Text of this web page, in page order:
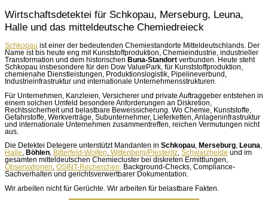
Wirtschaftsdetektei für Schkopau, Merseburg, Leuna,
Halle und das mitteldeutsche Chemiedreieck
Schkopau ist einer der bedeutenden Chemiestandorte Mitteldeutschlands. Der
Name ist bis heute eng mit Kunststoffproduktion, Chemieindustrie, industrieller
Transformation und dem historischen Buna-Standort verbunden. Heute steht
Schkopau insbesondere für den Dow ValuePark, für Kunststoffproduktion,
chemienahe Dienstleistungen, Produktionslogistik, Pipelineverbund,
Industrieinfrastruktur und internationale Unternehmensstrukturen.
Für Unternehmen, Kanzleien, Versicherer und private Auftraggeber entstehen in
einem solchen Umfeld besondere Anforderungen an Diskretion,
Rechtssicherheit und belastbare Beweissicherung. Wo Chemie, Kunststoffe,
Gefahrstoffe, Werkverträge, Subunternehmer, Lieferketten, Anlageninfrastruktur
und internationale Unternehmen zusammentreffen, reichen Vermutungen nicht
aus.
Die Detektei Detegere unterstützt Mandanten in Schkopau Merseburg Leuna
Halle
Böhlen Bitterfeld-Wolfen Wittenberg/Piesteritz Schwarzheide und im
gesamten mitteldeutschen Chemiecluster bei diskreten Ermittlungen,
Observationen OSINT-Recherchen,
Background-Checks, Compliance-
Sachverhalten und gerichtsverwertbarer Dokumentation.
Wir arbeiten nicht für Gerüchte. Wir arbeiten für belastbare Fakten.